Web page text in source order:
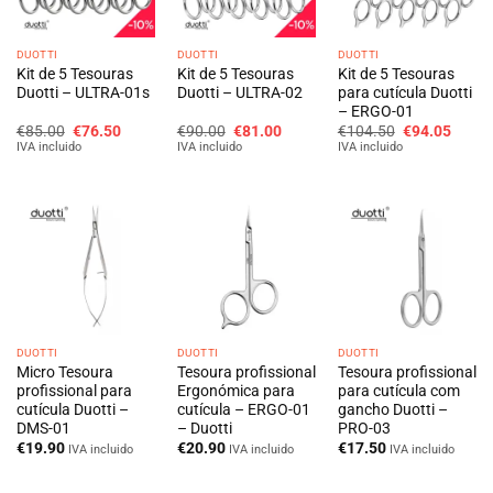
DUOTTI
Kit de 5 Tesouras
Duotti – ULTRA-01s
€85.00 O
preço
€76.50O
IVA incluido
DUOTTI
Kit de 5 Tesouras
Duotti – ULTRA-02
€90.00 O
preço
€81.00O
IVA incluido
DUOTTI
Kit de 5 Tesouras
para cutícula Duotti
– ERGO-01
€104.50 O
preço
€94.05O
IVA incluido
DUOTTI
Micro Tesoura
profissional para
cutícula Duotti –
DMS-01
€19.90 IVA incluido
DUOTTI
Tesoura profissional
Ergonómica para
cutícula – ERGO-01
– Duotti
€20.90 IVA incluido
DUOTTI
Tesoura profissional
para cutícula com
gancho Duotti –
PRO-03
€17.50 IVA incluido